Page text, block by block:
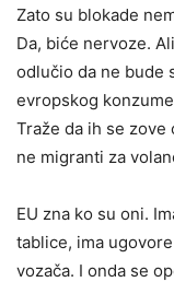
Zato su blokade
Da, biće nervoze.
odlučio da ne bude
evropskog
Traže da ih se
ne migranti za
EU zna ko su oni.
tablice, ima
vozača. I onda se